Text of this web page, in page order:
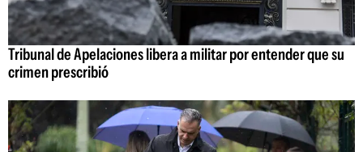
Tribunal de Apelaciones libera a militar por entender que su
crimen prescribió